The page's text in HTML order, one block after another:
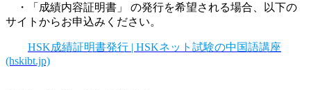
・「成績内容証明書」 の発行を希望される場合、以下の
サイトからお申込みください。
HSK成績証明書発行 | HSKネット試験の中国語講座
(hskibt.jp)